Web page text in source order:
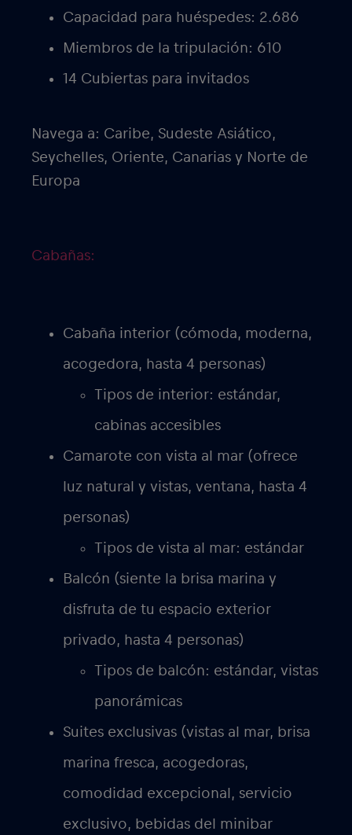
Capacidad para huéspedes: 2.686
Miembros de la tripulación: 610
14 Cubiertas para invitados
Navega a: Caribe, Sudeste Asiático,
Seychelles, Oriente, Canarias y Norte de
Europa
Cabañas:
Cabaña interior (cómoda, moderna,
acogedora, hasta 4 personas)
Tipos de interior: estándar,
cabinas accesibles
Camarote con vista al mar (ofrece
luz natural y vistas, ventana, hasta 4
personas)
Tipos de vista al mar: estándar
Balcón (siente la brisa marina y
disfruta de tu espacio exterior
privado, hasta 4 personas)
Tipos de balcón: estándar, vistas
panorámicas
Suites exclusivas (vistas al mar, brisa
marina fresca, acogedoras,
comodidad excepcional, servicio
exclusivo, bebidas del minibar